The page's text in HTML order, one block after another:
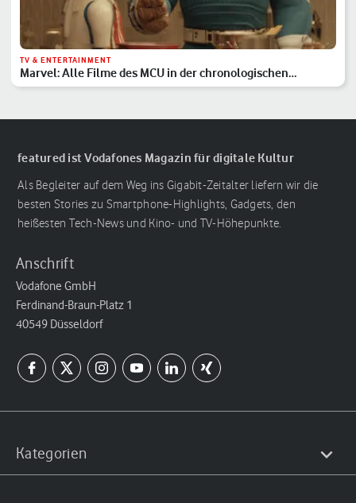
TV & ENTERTAINMENT
Marvel: Alle Filme des MCU in der chronologischen
Reihenfolge
featured ist Vodafones Magazin für digitale Kultur
Als Begleiter auf dem Weg ins Gigabit-Zeitalter liefern wir die
besten Stories zu Smartphone-Highlights, Gadgets, den
heißesten Tech-News und Kino- und TV-Höhepunkte.
Anschrift
Vodafone GmbH
Ferdinand-Braun-Platz 1
40549 Düsseldorf
Kategorien